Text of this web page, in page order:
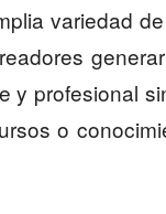
variedad
y profesional
o